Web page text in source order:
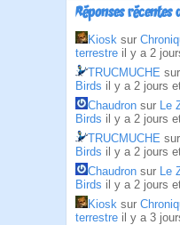
Réponses récentes
Kiosk sur
terrestre il y a 2
TRUCMUCHE sur
Birds il y a 2 jours
Chaudron sur Le
Birds il y a 2 jours
TRUCMUCHE sur
Birds il y a 2 jours
Chaudron sur Le
Birds il y a 2 jours
Kiosk sur
terrestre il y a 3